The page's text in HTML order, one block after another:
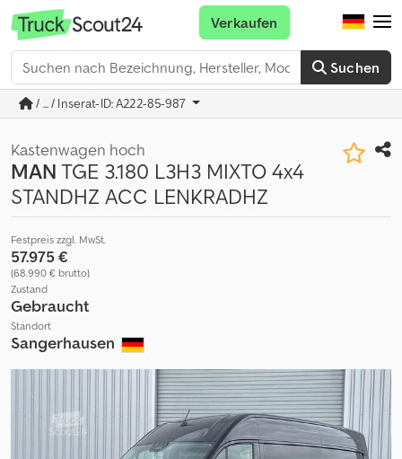
Suchen
Verkaufen
/ ... / Inserat-ID: A222-85-987
Kastenwagen hoch
MANTGE 3.180 L3H3 MIXTO 4x4
STANDHZ ACC LENKRADHZ
Festpreis zzgl. MwSt.
57.975 €
(68.990 € brutto)
Zustand
Gebraucht
Standort
Sangerhausen